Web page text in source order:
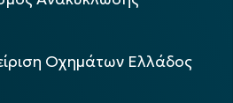
Οχημάτων Ελλάδος